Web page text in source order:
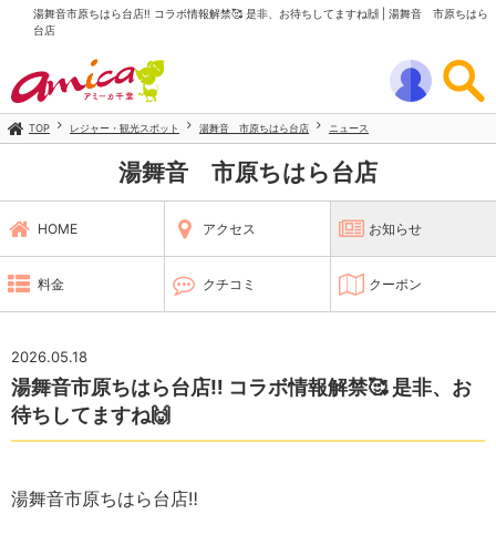
湯舞音市原ちはら台店‼️ コラボ情報解禁🥰 是非、お待ちしてますね🙌 | 湯舞音 市原ちはら
台店
TOP レジャー・観光スポット 湯舞音 市原ちはら台店 ニュース
湯舞音 市原ちはら台店
HOME アクセス お知らせ
料金 クチコミ クーポン
2026.05.18
湯舞音市原ちはら台店‼️ コラボ情報解禁🥰 是非、お
待ちしてますね🙌
湯舞音市原ちはら台店‼️